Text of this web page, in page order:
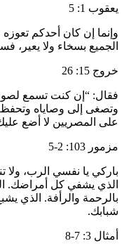
يعقوب 1: 5
وإنما إن كان أحدكم
الجميع بسخاء ولا يعير،
خروج 15: 26
فقال: “إن كنت تسمع
وتصغى إلى وصاياه
على المصريين لا أضع
مزمور 103: 2-5
باركي يا نفسي الرب،
الذي يشفي كل أمراضك.
بالرحمة والرأفة. الذي
شبابك.
أمثال 3: 7-8